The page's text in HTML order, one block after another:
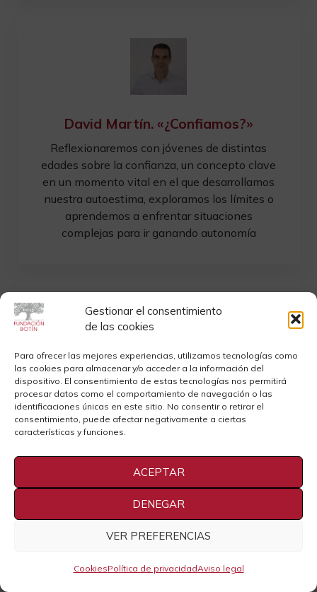
Gestionar el consentimiento
de las cookies
Para ofrecer las mejores experiencias, utilizamos tecnologías como
las cookies para almacenar y/o acceder a la información del
dispositivo. El consentimiento de estas tecnologías nos permitirá
procesar datos como el comportamiento de navegación o las
identificaciones únicas en este sitio. No consentir o retirar el
consentimiento, puede afectar negativamente a ciertas
características y funciones.
ACEPTAR
DENEGAR
VER PREFERENCIAS
CookiesPolítica de privacidadAviso legal
David Martín. «¿Confiamos?»
Reflexionaremos con jóvenes de distintas
edades sobre la confianza, un concepto clave
en un momento vital en el que desarrollamos
nuestra autoestima, exploramos los límites o
aprendemos a enfrentar situaciones
complejas para ir ganando autonomía
Fernando Tobías. «Educar desde la
presencia y atención plena»
No solo es importante QUÉ transmitimos a
el estado de Presencia y Atención Plena y
cómo podemos practicarlo en familia. Y
divertidos.